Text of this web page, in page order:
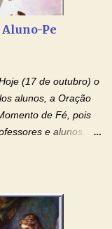
Seu Nome, peço
árvore
e vivificante,
Aluno-Pe
(17 de outubro) o
alunos, a Oração
de Fé, pois
e alunos.
da prova. Confie no
Nossa Senhora.